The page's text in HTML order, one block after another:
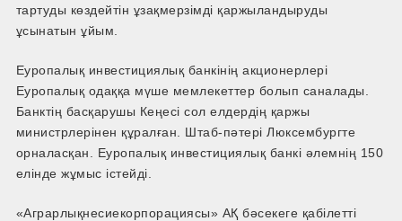
тартуды көздейтін ұзақмерзімді қаржыландыруды
ұсынатын ұйым.
Еуропалық инвестициялық банкінің акционерлері
Еуропалық одаққа мүше мемлекеттер болып саналады.
Банктің басқарушы Кеңесі сол елдердің қаржы
министрлерінен құралған. Штаб-пәтері Люксембургте
орналасқан. Еуропалық инвестициялық банкі әлемнің 150
елінде жұмыс істейді.
«Аграрлықнесиекорпорациясы» АҚ бәсекеге қабілетті